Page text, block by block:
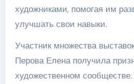
художниками, помогая им
улучшать свои навыки.
Участник множества
Перова Елена получила
художественном